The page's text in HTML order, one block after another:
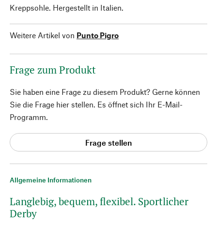
Allgemeine Informationen
Langlebig, bequem, flexibel. Sportlicher
Derby
Kreppsohle. Hergestellt in Italien.
Weitere Artikel von Punto Pigro
Frage zum Produkt
Sie haben eine Frage zu diesem Produkt? Gerne können
Sie die Frage hier stellen. Es öffnet sich Ihr E-Mail-
Programm.
Frage stellen